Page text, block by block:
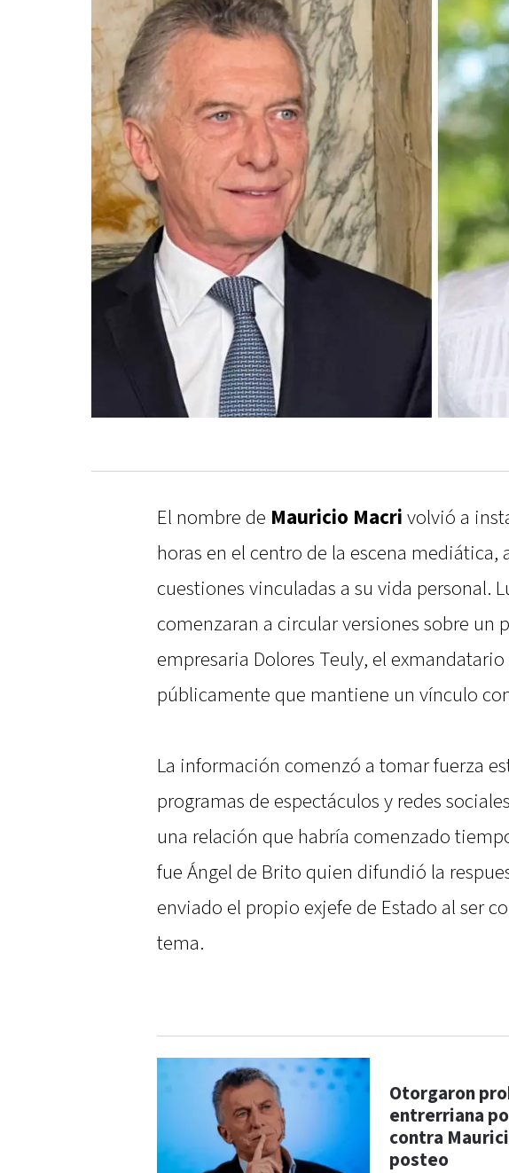
El nombre de Mauricio Macri volvió a
horas en el centro de la escena mediática,
cuestiones vinculadas a su vida personal.
comenzaran a circular versiones sobre un
empresaria Dolores Teuly, el
públicamente que mantiene un vínculo
La información comenzó a tomar fuerza
programas de espectáculos y redes
una relación que habría comenzado
fue Ángel de Brito quien difundió la
enviado el propio exjefe de Estado al ser
tema.
Otorgaron
entrerriana
contra
posteo